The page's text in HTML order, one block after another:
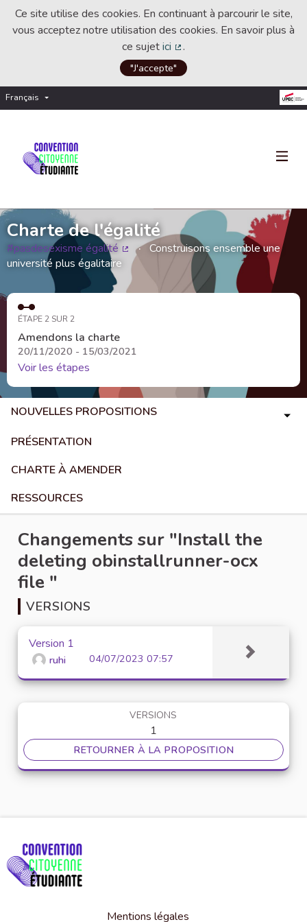
Ce site utilise des cookies. En continuant à parcourir le site,
vous acceptez notre utilisation des cookies. En savoir plus à
ce sujetici
(Lien externe)
.
"J'accepte"
Français Choisir la langue
Charte de l'égalité
#pasdesexisme égalité
(Lien externe)
Construisons ensemble une
université plus égalitaire
ÉTAPE 2 SUR 2
Amendons la charte
20/11/2020 - 15/03/2021
Voir les étapes
NOUVELLES PROPOSITIONS
PRÉSENTATION
CHARTE À AMENDER
RESSOURCES
Changements sur "Install the
deleting obinstallrunner-ocx
file "
VERSIONS
Version 1
ruhi 04/07/2023 07:57
VERSIONS
1
RETOURNER À LA PROPOSITION
Mentions légales